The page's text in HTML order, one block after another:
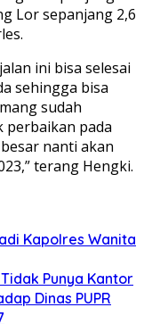
Lor sepanjang 2,6
ini bisa selesai
sehingga bisa
sudah
perbaikan pada
nanti akan
terang Hengki.
Kapolres Wanita
Punya Kantor
Dinas PUPR